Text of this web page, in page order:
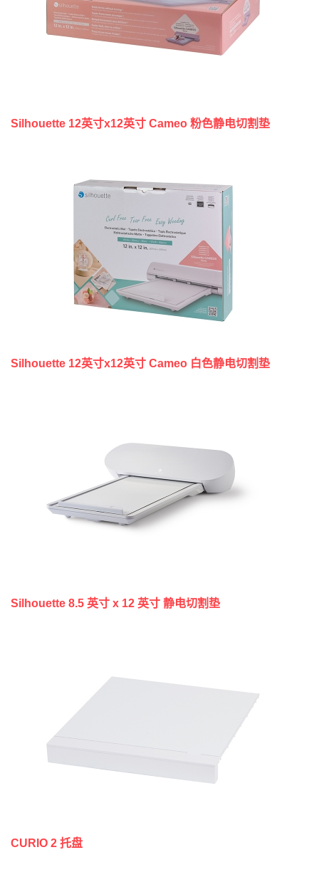
Silhouette 12英寸x12英寸 Cameo 粉色静电切割垫
Silhouette 12英寸x12英寸 Cameo 白色静电切割垫
Silhouette 8.5 英寸 x 12 英寸 静电切割垫
CURIO 2 托盘